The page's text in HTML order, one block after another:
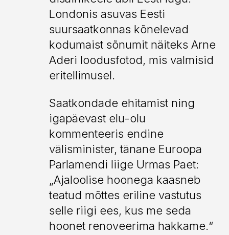
Kiek in de Kök
Põltsamaa loss
Portaal
Poska elamu
Kiek in de Kök
Tallinna Linnaelumuuseum
Toila Põhikool
Kiek in de Kök
Põltsamaa loss
mõlemad esindusruumid asuvad
väärikates ajaloolistes hoonetes.
Saatelõiku (algus 21:07) saab
vaadataERRi veebikanalilt
Ruumidiplomaatia näitus on
Eesti Arhitektuurimuuseumis
(Ahtri 2) avatud 15. oktoobrini.
Fahle galerii
Postimehe maja
Põltsamaa loss
Londonis asuvas Eesti
suursaatkonnas kõnelevad
kodumaist sõnumit näiteks Arne
Aderi loodusfotod, mis valmisid
eritellimusel.
Saatkondade ehitamist ning
igapäevast elu-olu
kommenteeris endine
välisminister, tänane Euroopa
Parlamendi liige Urmas Paet:
„Ajaloolise hoonega kaasneb
teatud mõttes eriline vastutus
selle riigi ees, kus me seda
hoonet renoveerima hakkame.“